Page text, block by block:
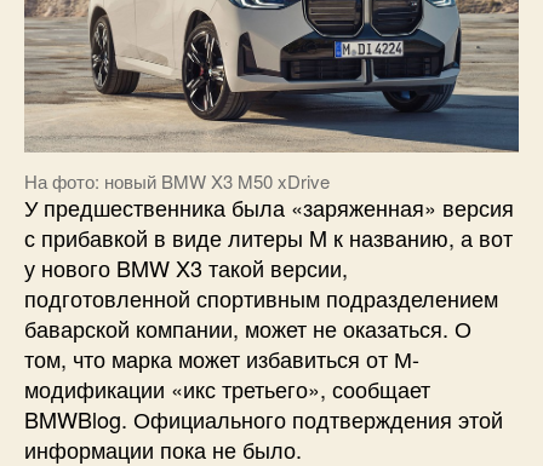
На фото: новый BMW X3 M50 xDrive
У предшественника была «заряженная» версия
с прибавкой в виде литеры M к названию, а вот
у нового BMW X3 такой версии,
подготовленной спортивным подразделением
баварской компании, может не оказаться. О
том, что марка может избавиться от М-
модификации «икс третьего», сообщает
BMWBlog. Официального подтверждения этой
информации пока не было.